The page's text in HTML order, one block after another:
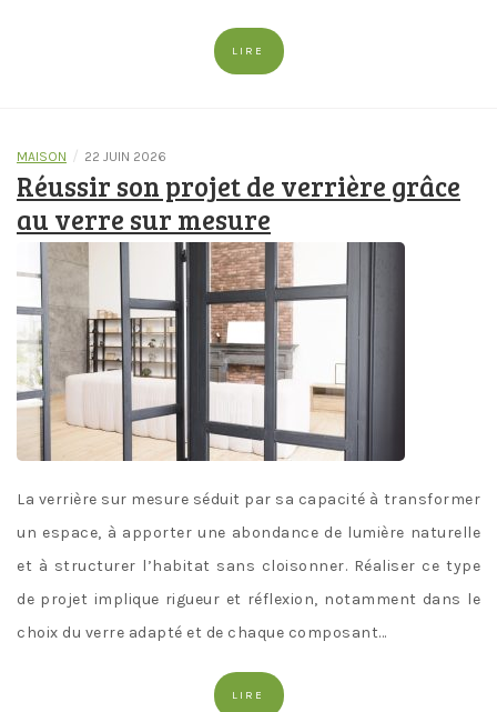
LIRE
MAISON / 22 JUIN 2026
Réussir son projet de verrière grâce
au verre sur mesure
La verrière sur mesure séduit par sa capacité à transformer
un espace, à apporter une abondance de lumière naturelle
et à structurer l’habitat sans cloisonner. Réaliser ce type
de projet implique rigueur et réflexion, notamment dans le
choix du verre adapté et de chaque composant…
LIRE